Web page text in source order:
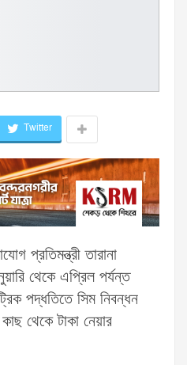
Twitter
প্রতিমন্ত্রী তারানা
থেকে এপ্রিল পর্যন্ত
পদ্ধতিতে সিম নিবন্ধন
থেকে টাকা নেয়ার